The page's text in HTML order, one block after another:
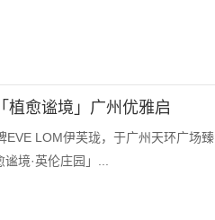
植愈谧境」广州优雅启
LOM伊芙珑，于广州天环广场臻
境·英伦庄园」...